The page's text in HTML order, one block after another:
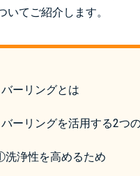
いてご紹介します。
バーリングとは
バーリングを活用する2つ
浄性を高めるため